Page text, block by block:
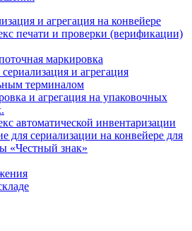
и агрегация на конвейере
печати и проверки (верификации)
маркировка
и агрегация
терминалом
и агрегация на упаковочных
автоматической инвентаризации
для сериализации на конвейере для
«Честный знак»